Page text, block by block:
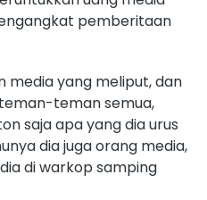
pemberitaan
media yang meliput, dan
teman semua,
saja apa yang dia urus
dia juga orang media,
di warkop samping